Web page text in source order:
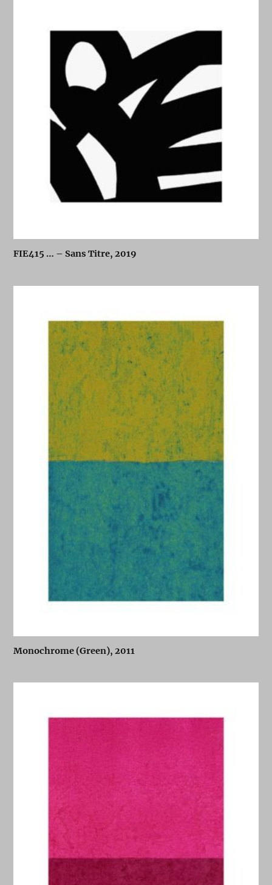
FIE415 … – Sans Titre, 2019
Monochrome (Green), 2011